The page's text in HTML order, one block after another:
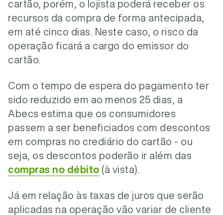
cartão, porém, o lojista poderá receber os
recursos da compra de forma antecipada,
em até cinco dias. Neste caso, o risco da
operação ficará a cargo do emissor do
cartão.
Com o tempo de espera do pagamento ter
sido reduzido em ao menos 25 dias, a
Abecs estima que os consumidores
passem a ser beneficiados com descontos
em compras no crediário do cartão - ou
seja, os descontos poderão ir além das
compras no débito (à vista).
Já em relação às taxas de juros que serão
aplicadas na operação vão variar de cliente